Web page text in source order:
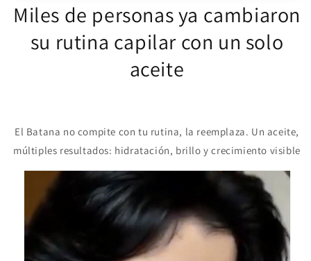
Miles de personas ya cambiaron
su rutina capilar con un solo
aceite
El Batana no compite con tu rutina, la reemplaza. Un aceite,
múltiples resultados: hidratación, brillo y crecimiento visible